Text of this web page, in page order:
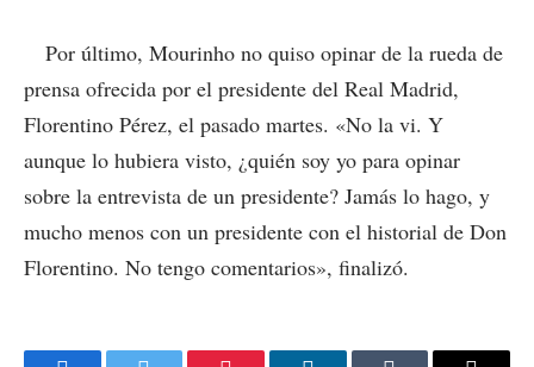
Por último, Mourinho no quiso opinar de la rueda de
prensa ofrecida por el presidente del Real Madrid,
Florentino Pérez, el pasado martes. «No la vi. Y
aunque lo hubiera visto, ¿quién soy yo para opinar
sobre la entrevista de un presidente? Jamás lo hago, y
mucho menos con un presidente con el historial de Don
Florentino. No tengo comentarios», finalizó.